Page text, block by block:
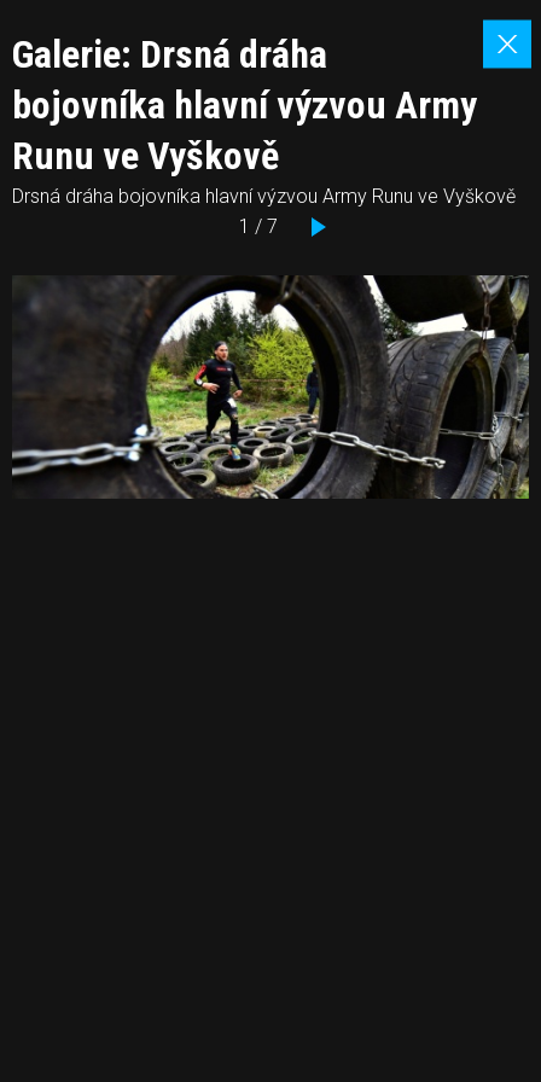
Galerie: Drsná dráha
bojovníka hlavní výzvou Army
Runu ve Vyškově
Drsná dráha bojovníka hlavní výzvou Army Runu ve Vyškově
1 / 7